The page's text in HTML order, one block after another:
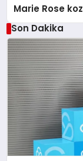
Marie Rose
Son Dakika